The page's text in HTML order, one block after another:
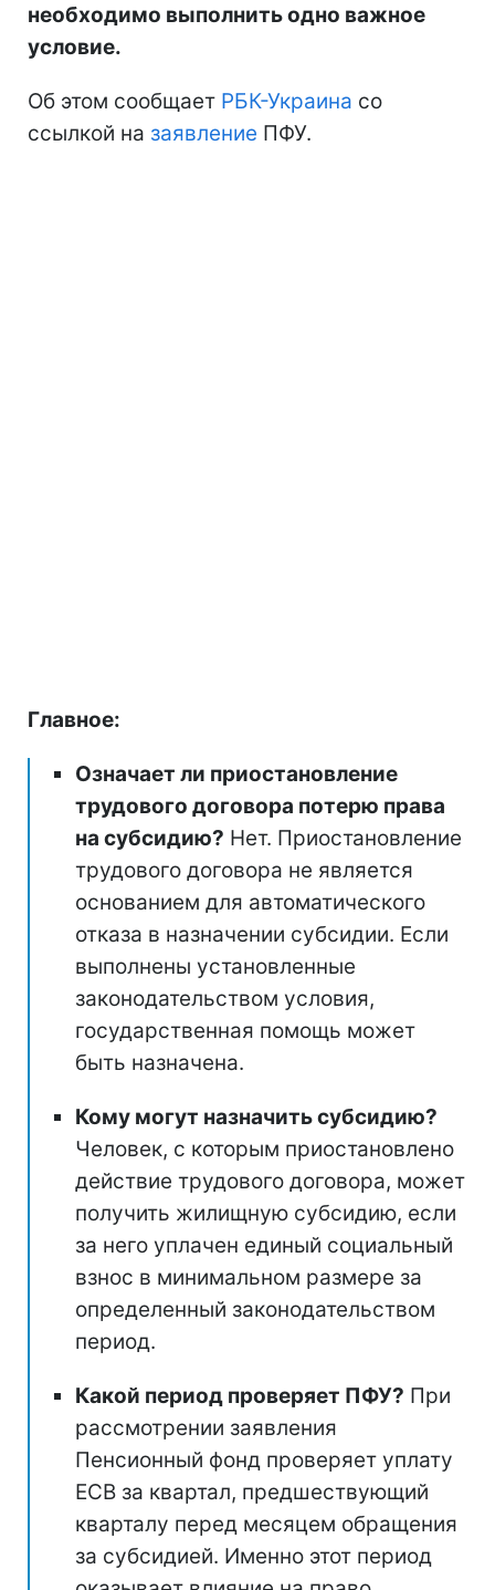
необходимо выполнить одно важное
условие.
Об этом сообщает РБК-Украина со
ссылкой на заявление ПФУ.
Главное:
Означает ли приостановление
трудового договора потерю права
на субсидию? Нет. Приостановление
трудового договора не является
основанием для автоматического
отказа в назначении субсидии. Если
выполнены установленные
законодательством условия,
государственная помощь может
быть назначена.
Кому могут назначить субсидию?
Человек, с которым приостановлено
действие трудового договора, может
получить жилищную субсидию, если
за него уплачен единый социальный
взнос в минимальном размере за
определенный законодательством
период.
Какой период проверяет ПФУ? При
рассмотрении заявления
Пенсионный фонд проверяет уплату
ЕСВ за квартал, предшествующий
кварталу перед месяцем обращения
за субсидией. Именно этот период